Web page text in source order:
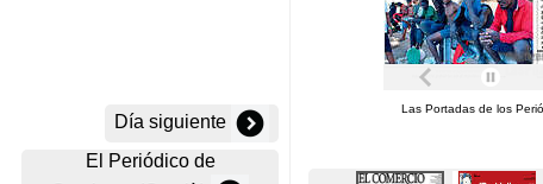
Día siguiente
El Periódico de
Las Portadas de los